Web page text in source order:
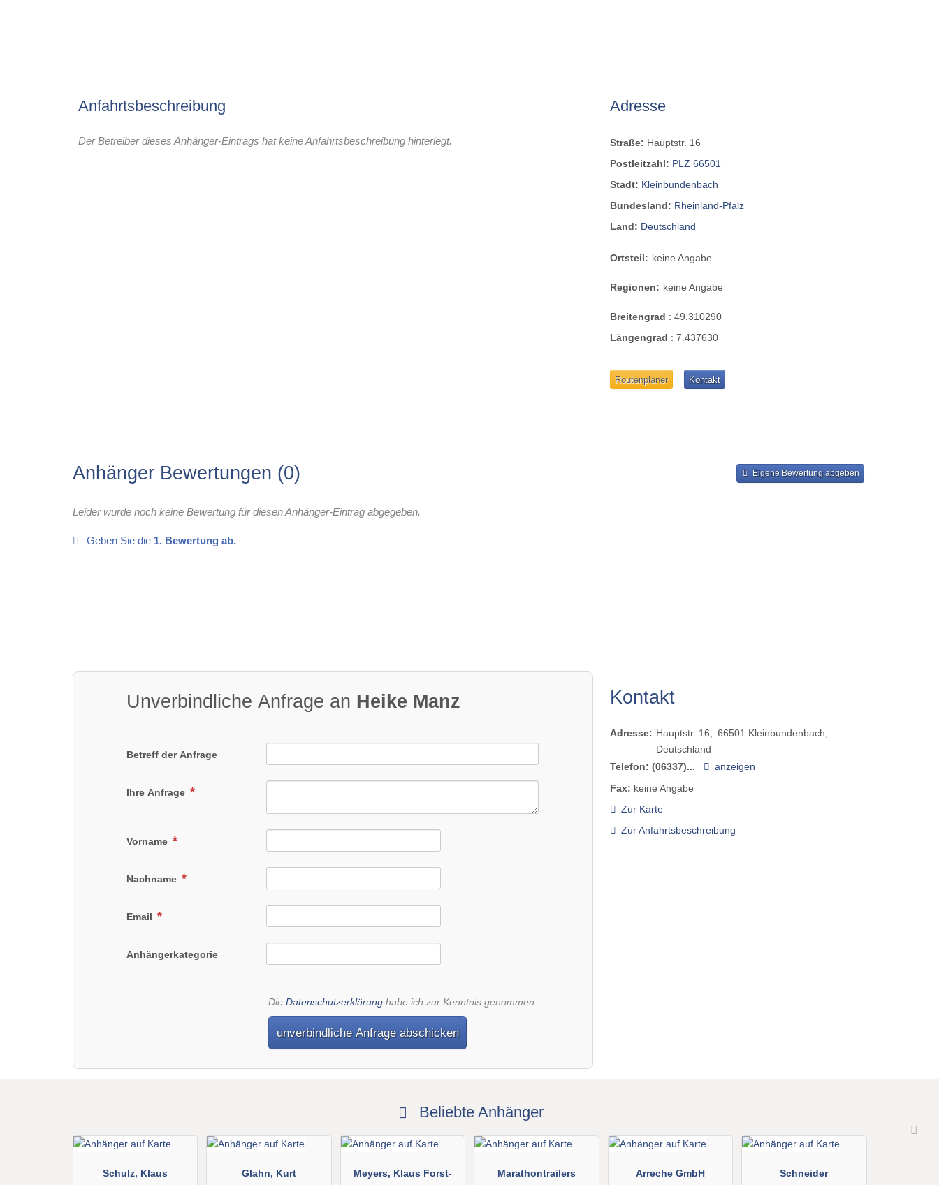
Anfahrtsbeschreibung
Der Betreiber dieses Anhänger-Eintrags hat keine Anfahrtsbeschreibung hinterlegt.
Adresse
Straße: Hauptstr. 16
Postleitzahl: PLZ 66501
Stadt: Kleinbundenbach
Bundesland: Rheinland-Pfalz
Land: Deutschland
Ortsteil: keine Angabe
Regionen: keine Angabe
Breitengrad :49.310290
Längengrad :7.437630
Routenplaner Kontakt
Anhänger Bewertungen 0 Eigene Bewertung abgeben
Leider wurde noch keine Bewertung für diesen Anhänger-Eintrag abgegeben.
Geben Sie die 1. Bewertung ab.
Unverbindliche Anfrage an Heike Manz
Betreff der Anfrage
Ihre Anfrage
Vorname
Nachname
Email
Anhängerkategorie
DieDatenschutzerklärung habe ich zur Kenntnis genommen.
unverbindliche Anfrage abschicken
Kontakt
Adresse: Hauptstr. 16 66501 Kleinbundenbach
Deutschland
Telefon: (06337)...
anzeigen
Fax: keine Angabe
Zur Karte
Zur Anfahrtsbeschreibung
Beliebte Anhänger
Schulz, Klaus
Glahn, Kurt
Meyers, Klaus Forst-
Marathontrailers
Arreche GmbH
Schneider